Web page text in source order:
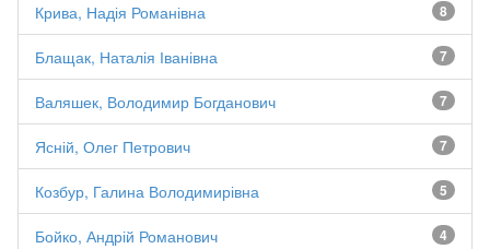
8
Крива, Надія Романівна
7
Блащак, Наталія Іванівна
7
Валяшек, Володимир Богданович
7
Ясній, Олег Петрович
5
Козбур, Галина Володимирівна
4
Бойко, Андрій Романович